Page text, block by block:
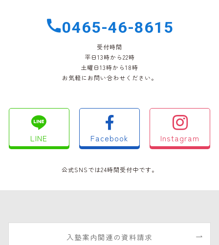
0465-46-8615
受付時間
平日13時から22時
土曜日13時から18時
お気軽にお問い合わせください。
LINE Facebook Instagram
公式SNSでは24時間受付中です。
入塾案内関連の資料請求